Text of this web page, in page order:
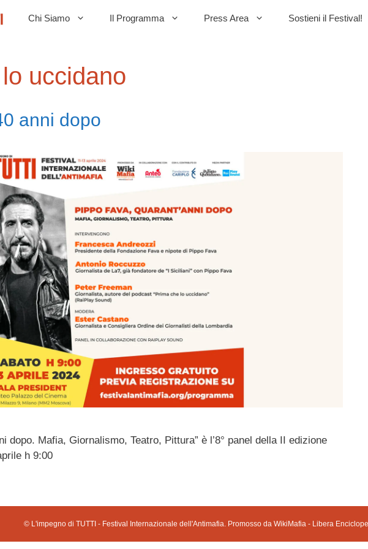
Chi Siamo Il Programma Press Area Sostieni il Festival!
uccidano
anni dopo
dopo. Mafia, Giornalismo, Teatro, Pittura” è l’8° panel della II edizione
h 9:00
© L'impegno di TUTTI - Festival Internazionale dell'Antimafia. Promosso da WikiMafia - Libera